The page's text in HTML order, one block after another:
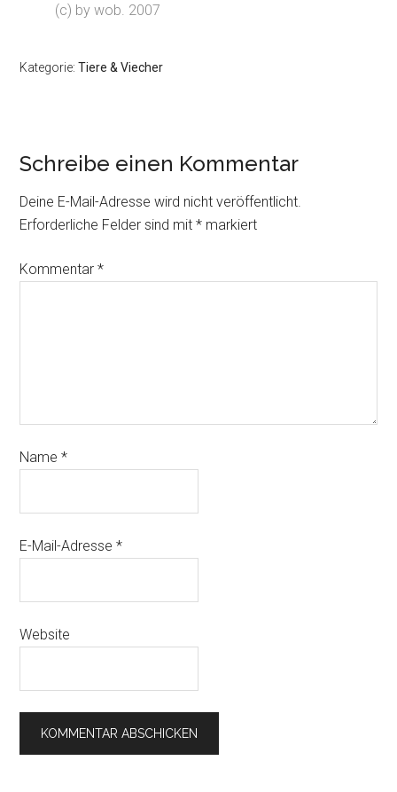
(c) by wob. 2007
Kategorie:Tiere & Viecher
Schreibe einen Kommentar
Deine E-Mail-Adresse wird nicht veröffentlicht.
Erforderliche Felder sind mit* markiert
Kommentar*
Name*
E-Mail-Adresse*
Website